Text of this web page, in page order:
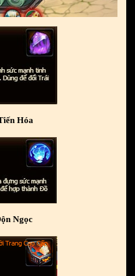
Hóa
Ngọc